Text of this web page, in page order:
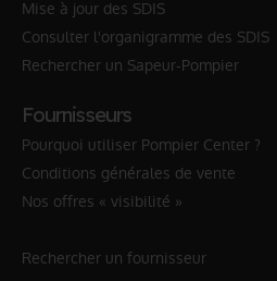
Mise à jour des SDIS
Consulter l'organigramme des SDIS
Rechercher un Sapeur-Pompier
Fournisseurs
Pourquoi utiliser Pompier Center ?
Conditions générales de vente
Nos offres « visibilité »
Rechercher un fournisseur